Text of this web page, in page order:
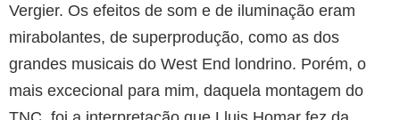
Vergier. Os efeitos de som e de iluminação eram
mirabolantes, de superprodução, como as dos
grandes musicais do West End londrino. Porém, o
mais excecional para mim, daquela montagem do